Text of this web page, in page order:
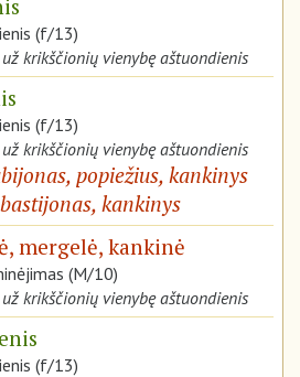
(f/13)
krikščionių vienybę aštuondienis
(f/13)
krikščionių vienybę aštuondienis
popiežius, kankinys
kankinys
mergelė, kankinė
(M/10)
krikščionių vienybę aštuondienis
(f/13)